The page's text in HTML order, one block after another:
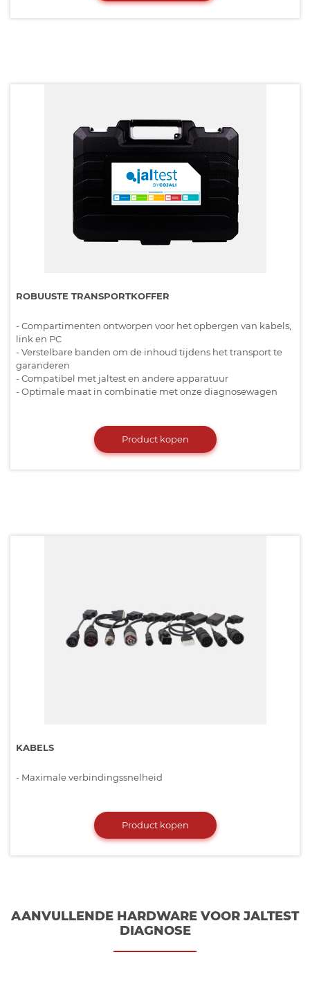
ROBUUSTE TRANSPORTKOFFER
- Compartimenten ontworpen voor het opbergen van kabels,
link en PC
- Verstelbare banden om de inhoud tijdens het transport te
garanderen
- Compatibel met jaltest en andere apparatuur
- Optimale maat in combinatie met onze diagnosewagen
Product kopen
KABELS
- Maximale verbindingssnelheid
Product kopen
AANVULLENDE HARDWARE VOOR JALTEST
DIAGNOSE